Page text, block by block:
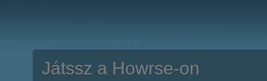
Játssz a Howrse-on